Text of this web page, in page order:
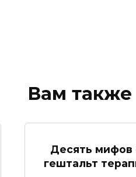
Вам также
Десять мифов
гештальт